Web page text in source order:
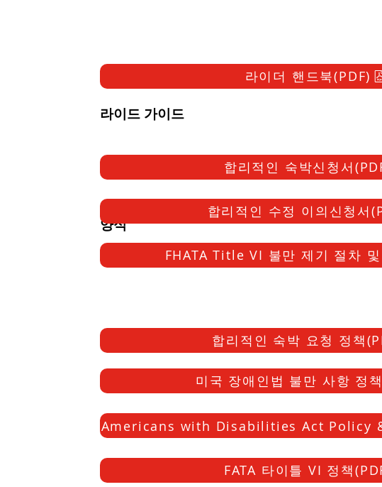
라이드 가이드
양식
정책
라이더 핸드북(PDF)
합리적인 숙박신청서
합리적인 수정 이의신청서
FHATA Title VI 불만 제기 절차
FATA 타이틀 VI 정책
미국 장애인법 불만 사항 정
합리적인 숙박 요청 정책
Americans with Disabilities Act Policy